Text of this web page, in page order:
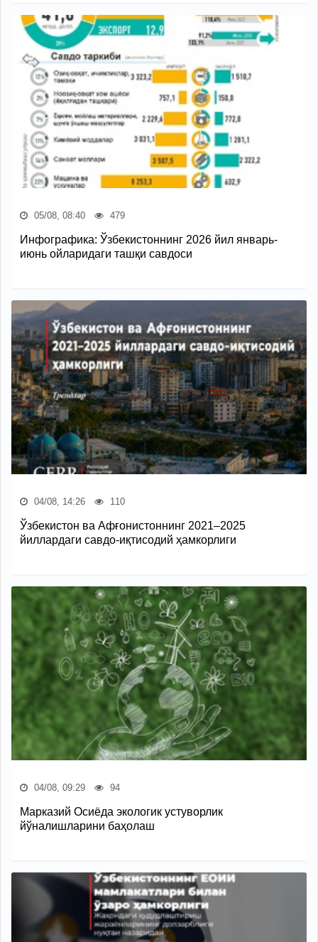
05/08, 08:40 479
Инфографика: Ўзбекистоннинг 2026 йил январь-
июнь ойларидаги ташқи савдоси
04/08, 14:26 110
Ўзбекистон ва Афғонистоннинг 2021–2025
йиллардаги савдо-иқтисодий ҳамкорлиги
04/08, 09:29 94
Марказий Осиёда экологик устуворлик
йўналишларини баҳолаш